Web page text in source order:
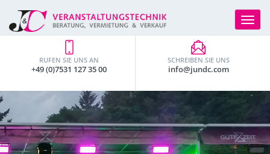
Toggle
SCHREIBEN SIE UNS
info@jundc.com
RUFEN SIE UNS AN
+49 (0)7531 127 35 00